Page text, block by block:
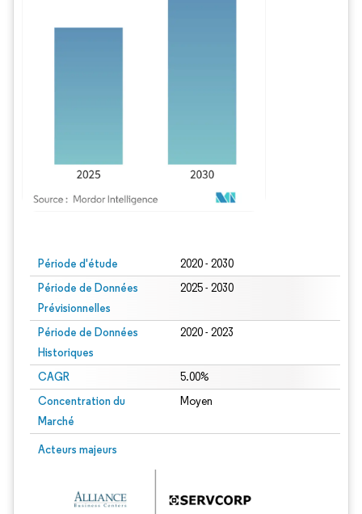
Période d'étude 2020 - 2030
Période de Données
Prévisionnelles
2025 - 2030
Période de Données
Historiques
2020 - 2023
CAGR 5.00%
Concentration du
Marché
Moyen
Acteurs majeurs